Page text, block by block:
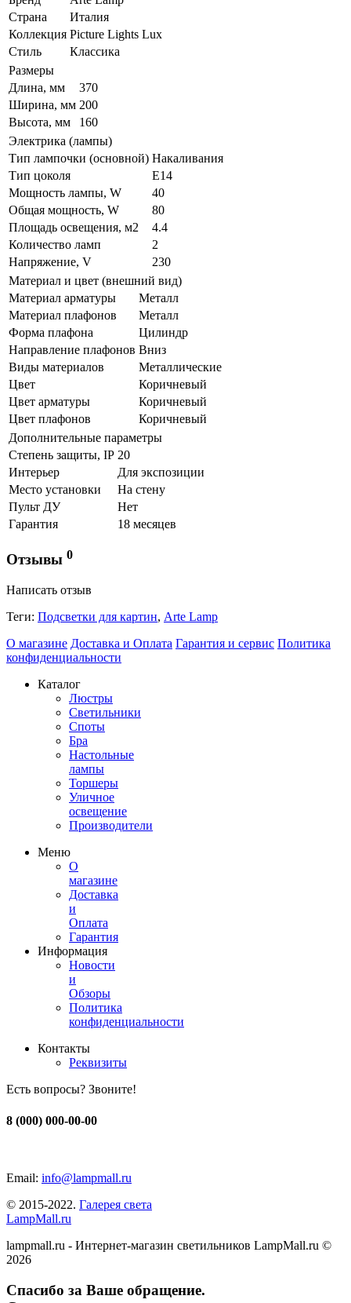
Страна
Италия
Коллекция Picture Lights Lux
Стиль
Классика
Размеры
Длина, мм
370
Ширина, мм 200
Высота, мм
160
Электрика (лампы)
Тип лампочки (основной) Накаливания
Тип цоколя
E14
Мощность лампы, W
40
Общая мощность, W
80
Площадь освещения, м2
4.4
Количество ламп
2
Напряжение, V
230
Материал и цвет (внешний вид)
Материал арматуры
Металл
Материал плафонов
Металл
Форма плафона
Цилиндр
Направление плафонов Вниз
Виды материалов
Металлические
Цвет
Коричневый
Цвет арматуры
Коричневый
Цвет плафонов
Коричневый
Дополнительные параметры
Степень защиты, IP 20
Интерьер
Для экспозиции
Место установки
На стену
Пульт ДУ
Нет
Гарантия
18 месяцев
Отзывы 0
Написать отзыв
Теги: Подсветки для картин, Arte Lamp
О магазине Доставка и Оплата Гарантия и сервис Политика
конфиденциальности
Каталог
Люстры
Светильники
Споты
Бра
Настольные
лампы
Торшеры
Уличное
освещение
Производители
Меню
О
магазине
Доставка
и
Оплата
Гарантия
Информация
Новости
и
Обзоры
Политика
конфиденциальности
Контакты
Реквизиты
Есть вопросы? Звоните!
8 (000) 000-00-00
Email: info@lampmall.ru
© 2015-2022. Галерея света
LampMall.ru
lampmall.ru - Интернет-магазин светильников LampMall.ru ©
2026
Спасибо за Ваше обращение.